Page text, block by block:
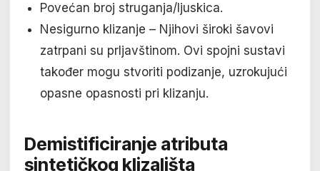
Povećan broj struganja/ljuskica.
Nesigurno klizanje – Njihovi široki šavovi
zatrpani su prljavštinom. Ovi spojni sustavi
također mogu stvoriti podizanje, uzrokujući
opasne opasnosti pri klizanju.
Demistificiranje atributa
sintetičkog klizališta